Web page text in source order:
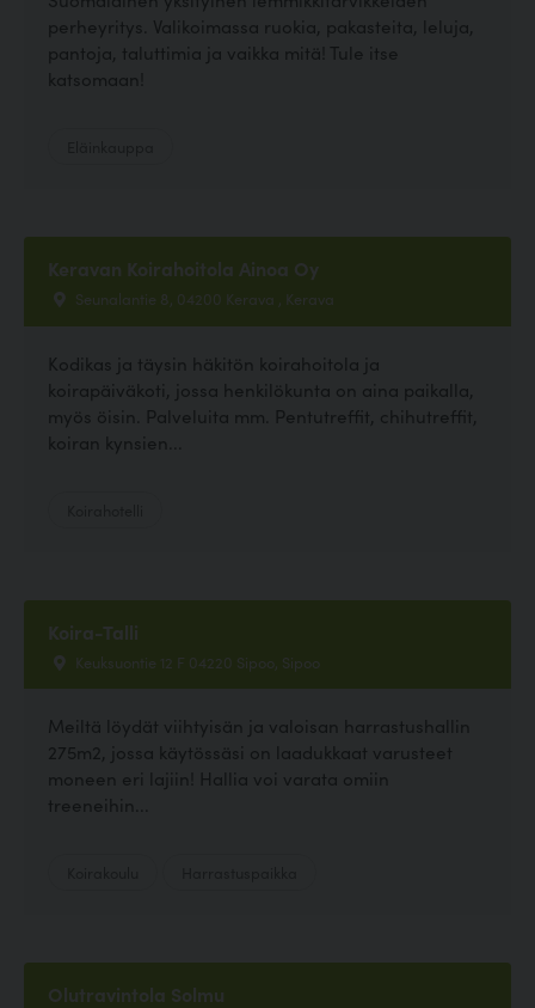
perheyritys. Valikoimassa ruokia, pakasteita, leluja,
pantoja, taluttimia ja vaikka mitä! Tule itse
katsomaan!
Keravan Koirahoitola Ainoa Oy
Seunalantie 8, 04200 Kerava , Kerava
Kodikas ja täysin häkitön koirahoitola ja
koirapäiväkoti, jossa henkilökunta on aina paikalla,
myös öisin. Palveluita mm. Pentutreffit, chihutreffit,
koiran kynsien...
Koira-Talli
Keuksuontie 12 F 04220 Sipoo, Sipoo
Meiltä löydät viihtyisän ja valoisan harrastushallin
275m2, jossa käytössäsi on laadukkaat varusteet
moneen eri lajiin! Hallia voi varata omiin
treeneihin...
Olutravintola Solmu